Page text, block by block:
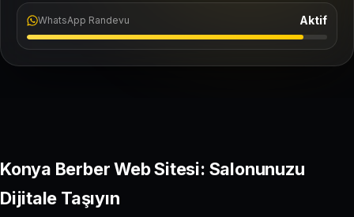
WhatsApp Randevu Aktif
Konya Berber Web Sitesi: Salonunuzu
Dijitale Taşıyın